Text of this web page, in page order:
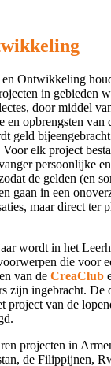
Ontwikkeling
in gebieden
door middel
en opbrengsten van
geld bijeengebracht
elk project
persoonlijke en
de gelden (en
gaan in een
maar direct ter
wordt in het
die voor
van de CreaClub
zijn ingebracht. De
project van de
projecten in
de Filippijnen,